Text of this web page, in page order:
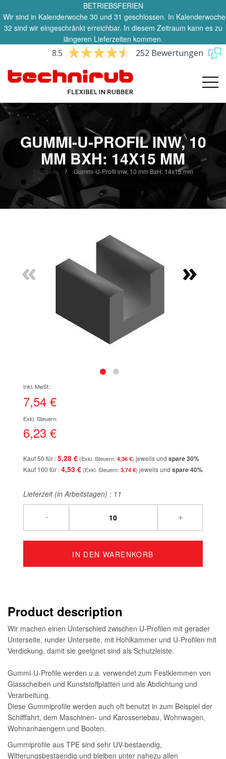
BETRIEBSFERIEN
Wir sind in Kalenderwoche 30 und 31 geschlossen. In Kalenderwoche
32 sind wir eingeschränkt erreichbar. In diesem Zeitraum kann es zu
längeren Lieferzeiten kommen.
8.5 252 Bewertungen
GUMMI-U-PROFIL INW, 10
MM BXH: 14X15 MM
Startseite Gummi-U-Profil inw, 10 mm BxH: 14x15 mm
springen
« »
der
Bildgalerie
7,54 €
6,23 €
Kauf 50 für 5,28 € 4,36 € jeweils und spare30%
Kauf 100 für 4,53 € 3,74 € jeweils und spare40%
Lieferzeit (in Arbeitstagen) : 11
- +
IN DEN WARENKORB
Product description
Wir machen einen Unterschied zwischen U-Profilen mit gerader
Unterseite, runder Unterseite, mit Hohlkammer und U-Profilen mit
Verdickung, damit sie geeignet sind als Schutzleiste.
Gummi-U-Profile werden u.a. verwendet zum Festklemmen von
Glasscheiben und Kunststoffplatten und als Abdichtung und
Verarbeitung.
Diese Gummiprofile werden auch oft benutzt in zum Beispiel der
Schifffahrt, dem Maschinen- und Karosseriebau, Wohnwagen,
Wohnanhaengern und Booten.
Gummiprofile aus TPE sind sehr UV-bestaendig,
Witterungsbestaendig und bleiben unter nahezu allen